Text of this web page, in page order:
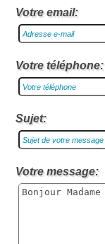
Votre email:
Votre téléphone:
Sujet:
Votre message: